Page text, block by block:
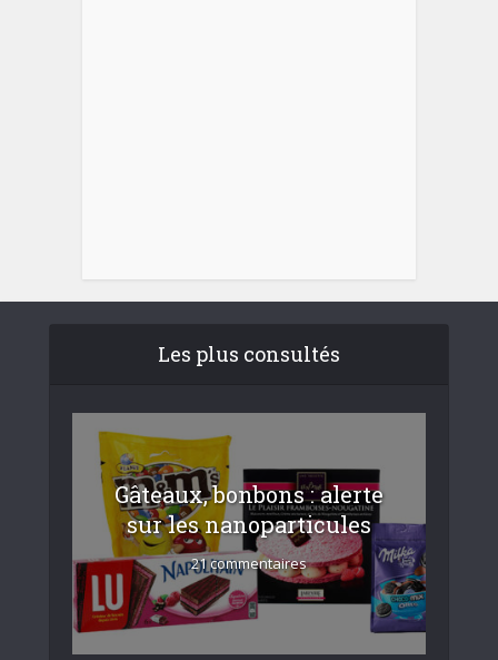
Les plus consultés
Gâteaux, bonbons : alerte
sur les nanoparticules
21 commentaires